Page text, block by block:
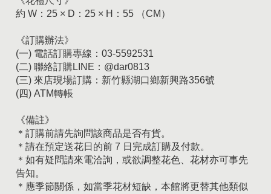
約 W：25 × D：25 × H：55 （CM）
《訂購辦法》
(一) 電話訂購專線：03-5592531
(二) 聯絡訂購LINE：@dar0813
(三) 來店現場訂購：新竹縣湖口鄉新興路356號
(四) ATM轉帳
《備註》
＊訂購前請先詢問該商品是否有貨。
＊請在預定送花日的前 7 日完成訂購及付款。
＊如有疑問請來電洽詢，或欲調整花色、花材亦可事先
告知。
＊應季節關係，如當季花材短缺，本館將更替其他類似